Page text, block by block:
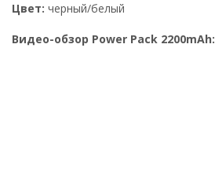
Цвет: черный/белый
Видео-обзор Power Pack 2200mAh: